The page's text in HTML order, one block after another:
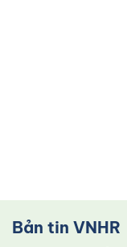
Bản tin VNHR